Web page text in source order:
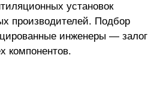
установок
производителей. Подбор
инженеры — залог
компонентов.